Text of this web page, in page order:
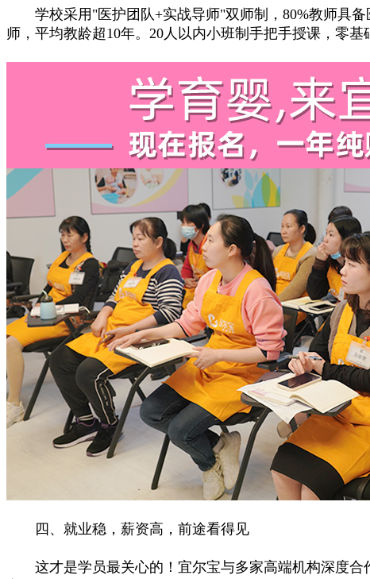
学校采用"医护团队+实战导师"双师制，80%教师具备
师，平均教龄超10年。20人以内小班制手把手授课，零基
四、就业稳，薪资高，前途看得见
这才是学员最关心的！宜尔宝与多家高端机构深度合